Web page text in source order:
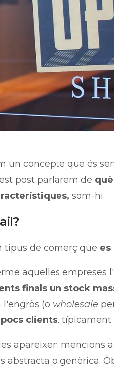
un concepte que és
post parlarem de
som-hi.
tipus de comerç que es
aquelles empreses
finals un stock
l'engròs (o wholesale
clients, típicament
apareixen mencions al
abstracta o genèrica.